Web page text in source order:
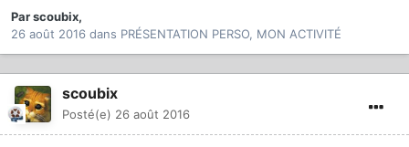
Parscoubix,
26 août 2016 dans PRÉSENTATION PERSO, MON ACTIVITÉ
scoubix
Posté(e) 26 août 2016